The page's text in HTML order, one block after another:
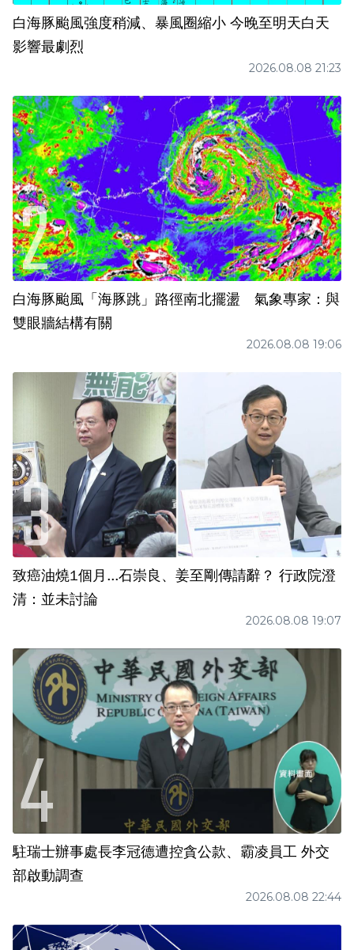
白海豚颱風強度稍減、暴風圈縮小 今晚至明天白天
影響最劇烈
2026.08.08 21:23
白海豚颱風「海豚跳」路徑南北擺盪 氣象專家：與
雙眼牆結構有關
2026.08.08 19:06
致癌油燒1個月...石崇良、姜至剛傳請辭？ 行政院澄
清：並未討論
2026.08.08 19:07
駐瑞士辦事處長李冠德遭控貪公款、霸凌員工 外交
部啟動調查
2026.08.08 22:44